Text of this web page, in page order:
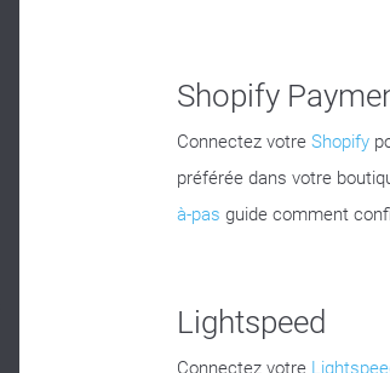
Shopify
Connectez votre Shopify
préférée dans votre
à-pas guide comment
Lightspeed
Connectez votre